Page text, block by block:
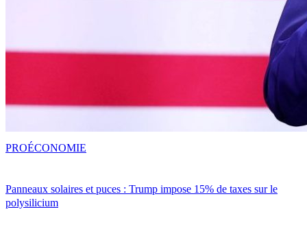
Panneaux solaires et puces : Trump impose 15% de taxes sur le
polysilicium
PROÉCONOMIE